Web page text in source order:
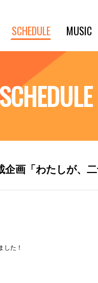
SCHEDULE MUSIC
画「わたしが、
した！